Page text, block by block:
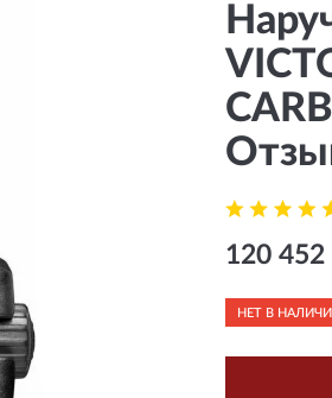
120 452
НЕТ В